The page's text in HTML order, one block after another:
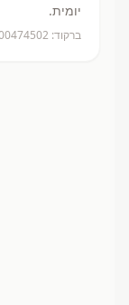
יומית.
ברקוד: